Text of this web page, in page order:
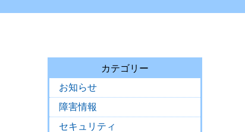
カテゴリー
お知らせ
障害情報
セキュリティ